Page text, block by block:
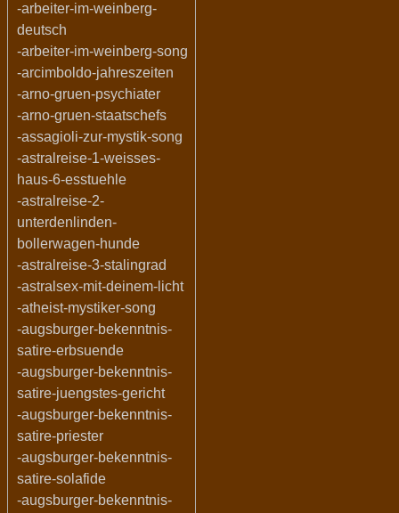
-arbeiter-im-weinberg-
deutsch
-arbeiter-im-weinberg-song
-arcimboldo-jahreszeiten
-arno-gruen-psychiater
-arno-gruen-staatschefs
-assagioli-zur-mystik-song
-astralreise-1-weisses-
haus-6-esstuehle
-astralreise-2-
unterdenlinden-
bollerwagen-hunde
-astralreise-3-stalingrad
-astralsex-mit-deinem-licht
-atheist-mystiker-song
-augsburger-bekenntnis-
satire-erbsuende
-augsburger-bekenntnis-
satire-juengstes-gericht
-augsburger-bekenntnis-
satire-priester
-augsburger-bekenntnis-
satire-solafide
-augsburger-bekenntnis-